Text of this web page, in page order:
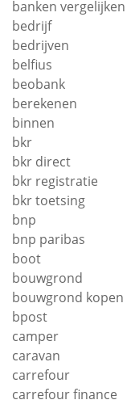
banken vergelijken
bedrijf
bedrijven
belfius
beobank
berekenen
binnen
bkr
bkr direct
bkr registratie
bkr toetsing
bnp
bnp paribas
boot
bouwgrond
bouwgrond kopen
bpost
camper
caravan
carrefour
carrefour finance